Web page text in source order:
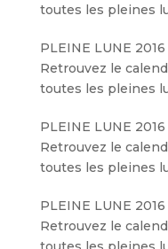
toutes les pleines
PLEINE LUNE
Retrouvez le
toutes les pleines
PLEINE LUNE
Retrouvez le
toutes les pleines
PLEINE LUNE
Retrouvez le